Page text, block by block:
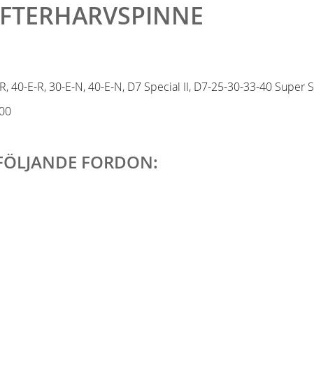
40-E-R, 30-E-N, 40-E-N, D7 Special II, D7-25-30-33-40 Super S
FORDON: